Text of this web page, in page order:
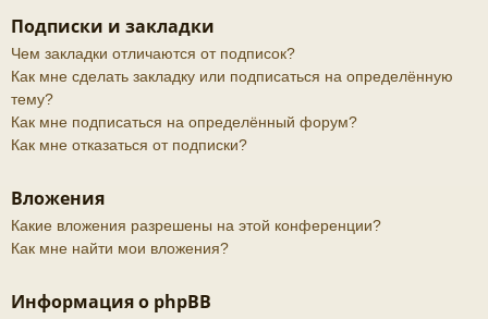
Подписки и закладки
Чем закладки отличаются от подписок?
Как мне сделать закладку или подписаться на определённую
тему?
Как мне подписаться на определённый форум?
Как мне отказаться от подписки?
Вложения
Какие вложения разрешены на этой конференции?
Как мне найти мои вложения?
Информация о phpBB